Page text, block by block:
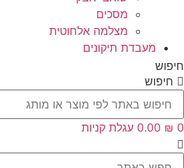
מסכים
מצלמה אלחוטית
מעבדת תיקונים
חיפוש
חיפוש
‎0.00 ₪ 0
עגלת קניות
Search
...